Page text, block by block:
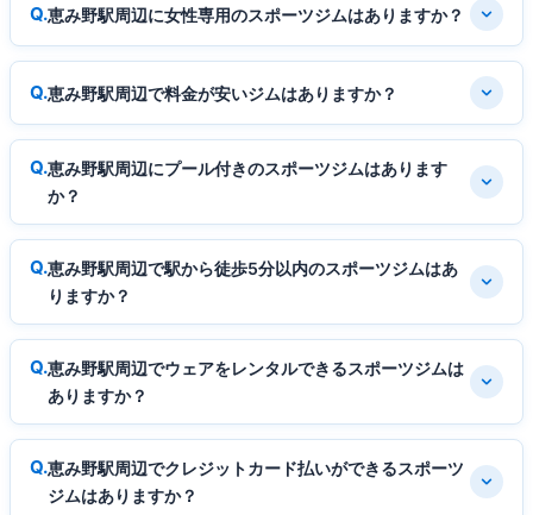
恵み野駅周辺に女性専用のスポーツジムはありますか？
恵み野駅周辺で料金が安いジムはありますか？
恵み野駅周辺にプール付きのスポーツジムはあります
か？
恵み野駅周辺で駅から徒歩5分以内のスポーツジムはあ
りますか？
恵み野駅周辺でウェアをレンタルできるスポーツジムは
ありますか？
恵み野駅周辺でクレジットカード払いができるスポーツ
ジムはありますか？